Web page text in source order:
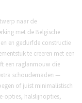
naar de
met de Belgische
en gedurfde constructie
te creëren met een
een raglanmouw die
schoudernaden —
of juist minimalistisch
opties, halslijnopties,